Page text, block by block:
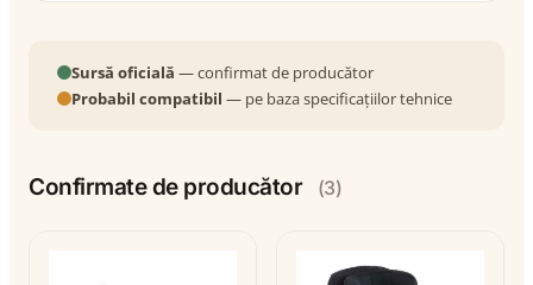
Sursă oficială — confirmat de producător
Probabil compatibil — pe baza specificațiilor tehnice
Confirmate de producător (3)